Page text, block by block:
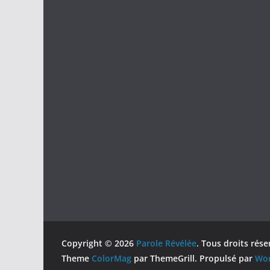
Copyright © 2026 Parole Révélée. Tous droits
Theme ColorMag par ThemeGrill. Propulsé par